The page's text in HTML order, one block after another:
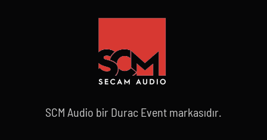
SCM Audio bir Durac Event markasıdır.